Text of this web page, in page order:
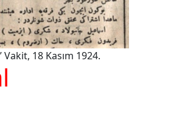
18 Kasım 1924.